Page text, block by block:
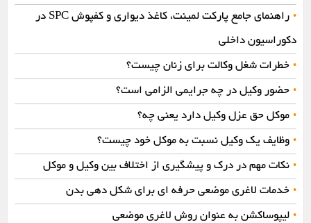
• راهنمای جامع پارکت لمینت، کاغذ دیواری و کفپوش SPC در
دکوراسیون داخلی
• خطرات شغل وکالت برای زنان چیست؟
• حضور وکیل در چه جرایمی الزامی است؟
• موکل حق عزل وکیل دارد یعنی چه؟
• وظایف یک وکیل نسبت به موکل خود چیست؟
• نکات مهم در درک و پیشگیری از اختلاف بین وکیل و موکل
• خدمات لاغری موضعی حرفه‌ ای برای شکل دهی بدن
• لیپوساکشن به عنوان روش لاغری موضعی